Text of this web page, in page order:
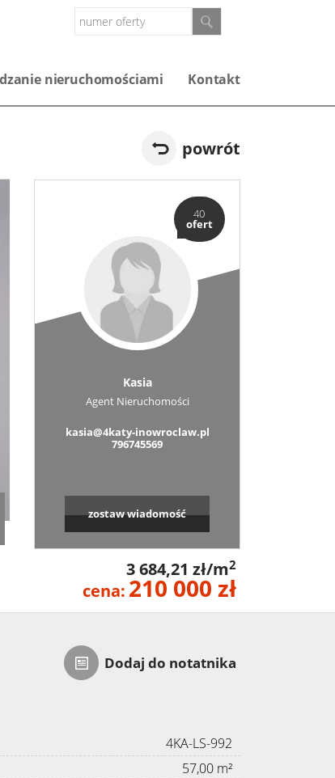
nieruchomościami Kontakt
powrót
40
ofert
Kasia
Agent Nieruchomości
kasia@4katy-inowroclaw.pl
796745569
zostaw wiadomość
3 684,21 zł/m2
cena: 210 000 zł
Dodaj do notatnika
4KA-LS-992
57,00 m²